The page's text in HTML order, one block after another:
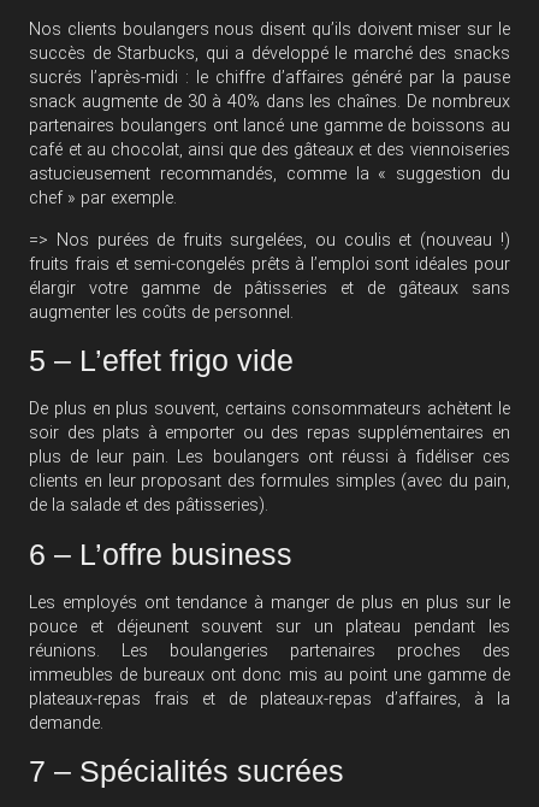
Nos clients boulangers nous disent qu’ils doivent miser sur le
succès de Starbucks, qui a développé le marché des snacks
sucrés l’après-midi : le chiffre d’affaires généré par la pause
snack augmente de 30 à 40% dans les chaînes. De nombreux
partenaires boulangers ont lancé une gamme de boissons au
café et au chocolat, ainsi que des gâteaux et des viennoiseries
astucieusement recommandés, comme la « suggestion du
chef » par exemple.
=> Nos purées de fruits surgelées, ou coulis et (nouveau !)
fruits frais et semi-congelés prêts à l’emploi sont idéales pour
élargir votre gamme de pâtisseries et de gâteaux sans
augmenter les coûts de personnel.
5 – L’effet frigo vide
De plus en plus souvent, certains consommateurs achètent le
soir des plats à emporter ou des repas supplémentaires en
plus de leur pain. Les boulangers ont réussi à fidéliser ces
clients en leur proposant des formules simples (avec du pain,
de la salade et des pâtisseries).
6 – L’offre business
Les employés ont tendance à manger de plus en plus sur le
pouce et déjeunent souvent sur un plateau pendant les
réunions. Les boulangeries partenaires proches des
immeubles de bureaux ont donc mis au point une gamme de
plateaux-repas frais et de plateaux-repas d’affaires, à la
demande.
7 – Spécialités sucrées